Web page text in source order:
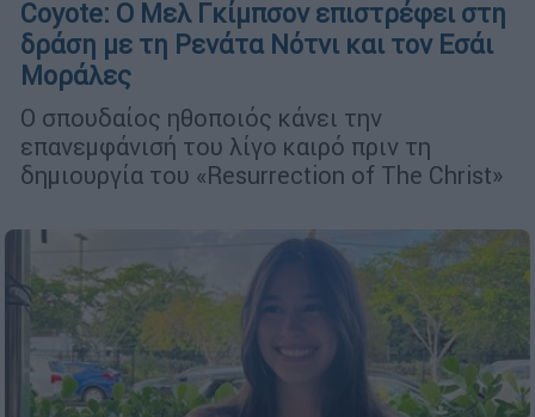
Coyote: Ο Μελ Γκίμπσον επιστρέφει στη
δράση με τη Ρενάτα Νότνι και τον Εσάι
Μοράλες
Ο σπουδαίος ηθοποιός κάνει την
επανεμφάνισή του λίγο καιρό πριν τη
δημιουργία του «Resurrection of The Christ»